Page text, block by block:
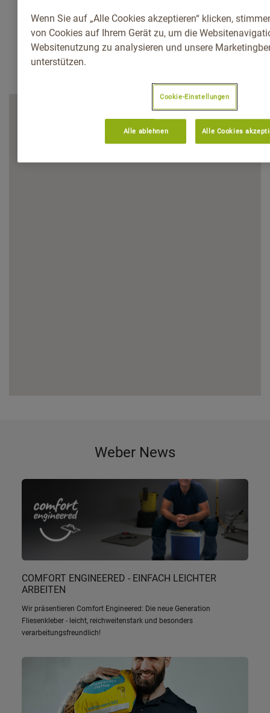
Weber News
COMFORT ENGINEERED - EINFACH LEICHTER
ARBEITEN
Wir präsentieren Comfort Engineered: Die neue Generation
Fliesenkleber - leicht, reichweitenstark und besonders
verarbeitungsfreundlich!
Wenn Sie auf „Alle Cookies akzeptieren“ klicken,
von Cookies auf Ihrem Gerät zu, um die
Websitenutzung zu analysieren und unsere
unterstützen.
Cookie-Einstellungen
Alle ablehnen Alle Cookies